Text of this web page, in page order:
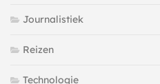
Journalistiek
Reizen
Technologie